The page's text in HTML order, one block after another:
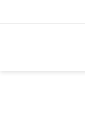
ومأرب وحضرموت